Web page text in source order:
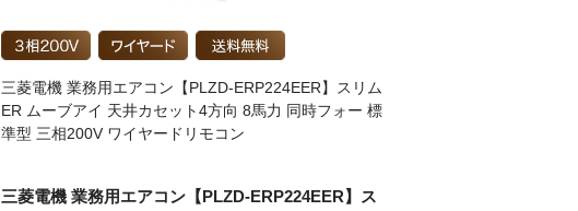
三菱電機 業務用エアコン【PLZD-ERP224EER】スリム
ER ムーブアイ 天井カセット4方向 8馬力 同時フォー 標
準型 三相200V ワイヤードリモコン
三菱電機 業務用エアコン【PLZD-ERP224EER】ス